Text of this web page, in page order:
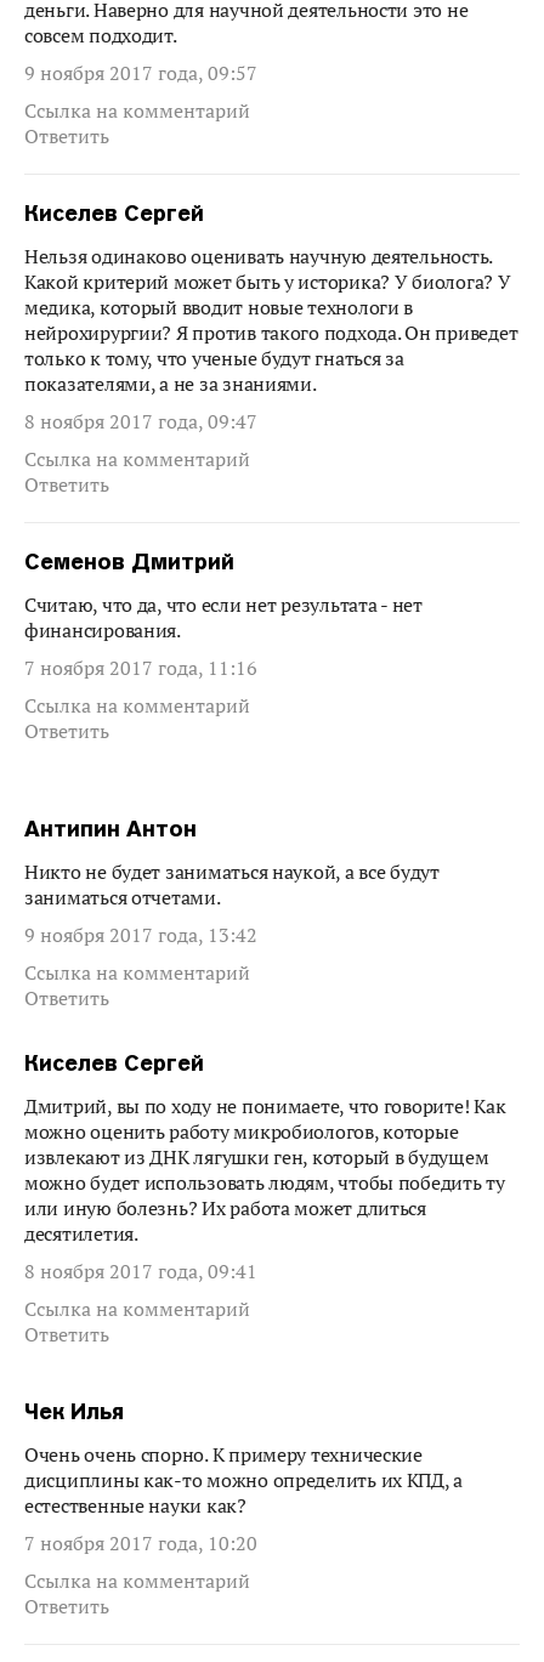
деньги. Наверно для научной деятельности это не
совсем подходит.
9 ноября 2017 года, 09:57
Ссылка на комментарий
Ответить
Киселев Сергей
Нельзя одинаково оценивать научную деятельность.
Какой критерий может быть у историка? У биолога? У
медика, который вводит новые технологи в
нейрохирургии? Я против такого подхода. Он приведет
только к тому, что ученые будут гнаться за
показателями, а не за знаниями.
8 ноября 2017 года, 09:47
Ссылка на комментарий
Ответить
Семенов Дмитрий
Считаю, что да, что если нет результата - нет
финансирования.
7 ноября 2017 года, 11:16
Ссылка на комментарий
Ответить
Антипин Антон
Никто не будет заниматься наукой, а все будут
заниматься отчетами.
9 ноября 2017 года, 13:42
Ссылка на комментарий
Ответить
Киселев Сергей
Дмитрий, вы по ходу не понимаете, что говорите! Как
можно оценить работу микробиологов, которые
извлекают из ДНК лягушки ген, который в будущем
можно будет использовать людям, чтобы победить ту
или иную болезнь? Их работа может длиться
десятилетия.
8 ноября 2017 года, 09:41
Ссылка на комментарий
Ответить
Чек Илья
Очень очень спорно. К примеру технические
дисциплины как-то можно определить их КПД, а
естественные науки как?
7 ноября 2017 года, 10:20
Ссылка на комментарий
Ответить